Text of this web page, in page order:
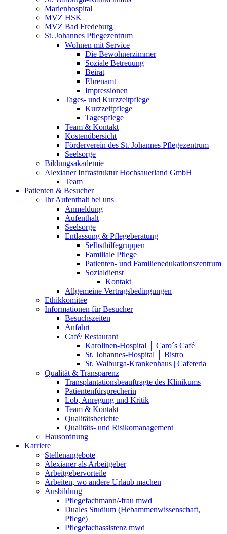
Marienhospital
MVZ HSK
MVZ Bad Fredeburg
St. Johannes Pflegezentrum
Wohnen mit Service
Die Bewohnerzimmer
Soziale Betreuung
Beirat
Ehrenamt
Impressionen
Tages- und Kurzzeitpflege
Kurzzeitpflege
Tagespflege
Team & Kontakt
Kostenübersicht
Förderverein des St. Johannes Pflegezentrum
Seelsorge
Bildungsakademie
Alexianer Infrastruktur Hochsauerland GmbH
Team
Patienten & Besucher
Ihr Aufenthalt bei uns
Anmeldung
Aufenthalt
Seelsorge
Entlassung & Pflegeberatung
Selbsthilfegruppen
Familiale Pflege
Patienten- und Familienedukationszentrum
Sozialdienst
Kontakt
Allgemeine Vertragsbedingungen
Ethikkomitee
Informationen für Besucher
Besuchszeiten
Anfahrt
Café/ Restaurant
Karolinen-Hospital │ Caro´s Café
St. Johannes-Hospital │ Bistro
St. Walburga-Krankenhaus | Cafeteria
Qualität & Transparenz
Transplantationsbeauftragte des Klinikums
Patientenfürsprecherin
Lob, Anregung und Kritik
Team & Kontakt
Qualitätsberichte
Qualitäts- und Risikomanagement
Hausordnung
Karriere
Stellenangebote
Alexianer als Arbeitgeber
Arbeitgebervorteile
Arbeiten, wo andere Urlaub machen
Ausbildung
Pflegefachmann/-frau mwd
Duales Studium (Hebammenwissenschaft,
Pflege)
Pflegefachassistenz mwd